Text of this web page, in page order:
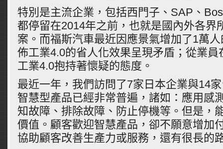
特別是主流企業，包括西門子、SAP、
都停留在2014年之前，也就是國內外各界
案。而福斯汽車最近因應景氣增加了1萬
佈工業4.0的省人化效果呈現矛盾；從業員
工業4.0抱持著懷疑的態度。
最近一年，我們訪問了7家日本企業與14
智慧型產品已經非常普遍，諸如：應用感
知故障、排除故障、防止停機等。但是，
價值。顧客歡迎智慧產品，卻不願意增加
協助顧客改善生產力或服務，還有很長的